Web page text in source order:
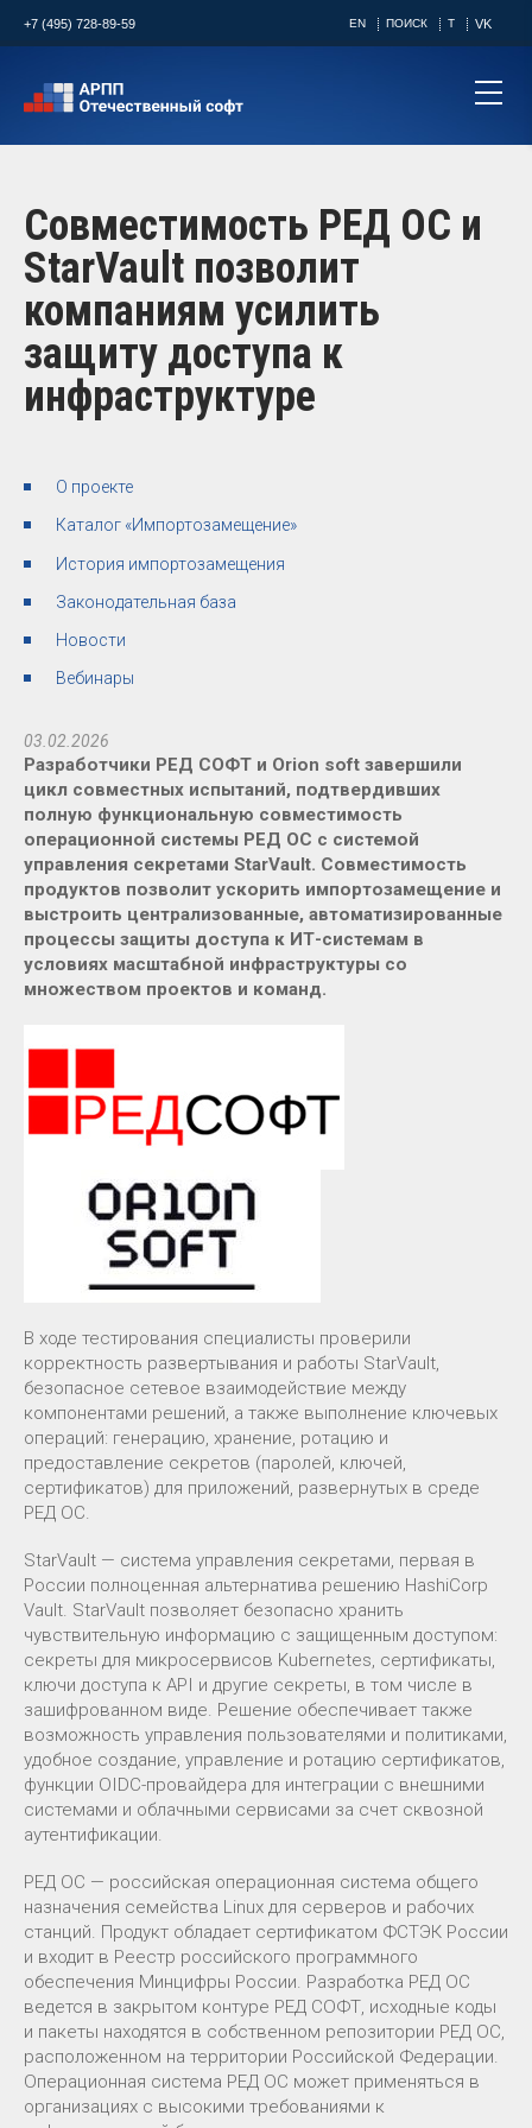
+7 (495) 728-89-59 EN ПОИСК T VK
Совместимость РЕД ОС и
StarVault позволит
компаниям усилить
защиту доступа к
инфраструктуре
О проекте
Каталог «Импортозамещение»
История импортозамещения
Законодательная база
Новости
Вебинары
03.02.2026
Разработчики РЕД СОФТ и Orion soft завершили
цикл совместных испытаний, подтвердивших
полную функциональную совместимость
операционной системы РЕД ОС с системой
управления секретами StarVault. Совместимость
продуктов позволит ускорить импортозамещение и
выстроить централизованные, автоматизированные
процессы защиты доступа к ИТ-системам в
условиях масштабной инфраструктуры со
множеством проектов и команд.
В ходе тестирования специалисты проверили
корректность развертывания и работы StarVault,
безопасное сетевое взаимодействие между
компонентами решений, а также выполнение ключевых
операций: генерацию, хранение, ротацию и
предоставление секретов (паролей, ключей,
сертификатов) для приложений, развернутых в среде
РЕД ОС.
StarVault — система управления секретами, первая в
России полноценная альтернатива решению HashiCorp
Vault. StarVault позволяет безопасно хранить
чувствительную информацию с защищенным доступом:
секреты для микросервисов Kubernetes, сертификаты,
ключи доступа к API и другие секреты, в том числе в
зашифрованном виде. Решение обеспечивает также
возможность управления пользователями и политиками,
удобное создание, управление и ротацию сертификатов,
функции OIDC-провайдера для интеграции с внешними
системами и облачными сервисами за счет сквозной
аутентификации.
РЕД ОС — российская операционная система общего
назначения семейства Linux для серверов и рабочих
станций. Продукт обладает сертификатом ФСТЭК России
и входит в Реестр российского программного
обеспечения Минцифры России. Разработка РЕД ОС
ведется в закрытом контуре РЕД СОФТ, исходные коды
и пакеты находятся в собственном репозитории РЕД ОС,
расположенном на территории Российской Федерации.
Операционная система РЕД ОС может применяться в
организациях с высокими требованиями к